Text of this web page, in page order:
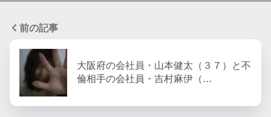
前の記事
大阪府の会社員・山本健太（３７）と不
倫相手の会社員・吉村麻伊（…